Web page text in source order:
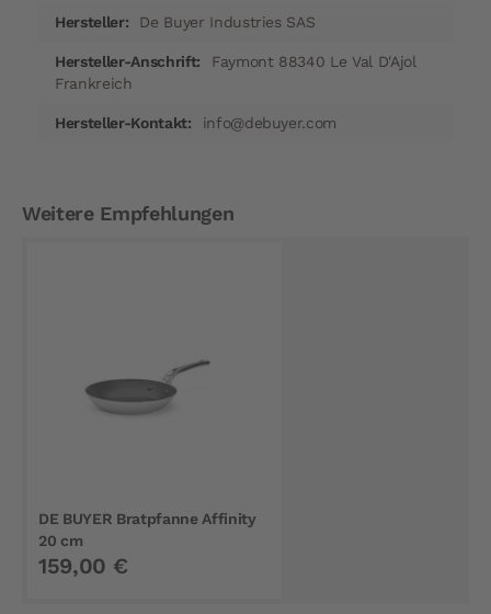
De Buyer Industries SAS
Faymont 88340 Le Val D'Ajol
Frankreich
info@debuyer.com
Weitere Empfehlungen
DE BUYER Bratpfanne Affinity
20 cm
159,00 €